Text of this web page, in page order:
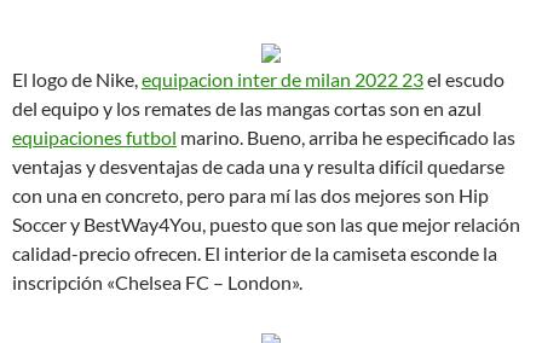
El logo de Nike,equipacion inter de milan 2022 23el escudo
del equipo y los remates de las mangas cortas son en azul
equipaciones futbol marino. Bueno, arriba he especificado las
ventajas y desventajas de cada una y resulta difícil quedarse
con una en concreto, pero para mí las dos mejores son Hip
Soccer y BestWay4You, puesto que son las que mejor relación
calidad-precio ofrecen. El interior de la camiseta esconde la
inscripción «Chelsea FC – London».